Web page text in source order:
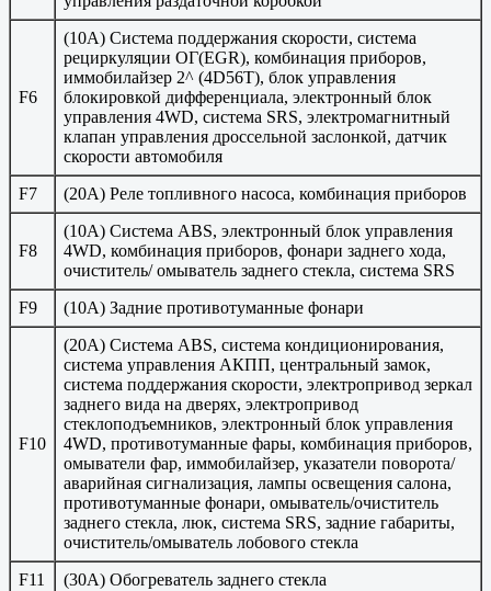
F6
(10A) Система поддержания скорости, система
рециркуляции ОГ(EGR), комбинация приборов,
иммобилайзер 2^ (4D56T), блок управления
блокировкой дифференциала, электронный блок
управления 4WD, система SRS, электромагнитный
клапан управления дроссельной заслонкой, датчик
скорости автомобиля
F7
(20A) Реле топливного насоса, комбинация приборов
F8
(10A) Система ABS, электронный блок управления
4WD, комбинация приборов, фонари заднего хода,
очиститель/ омыватель заднего стекла, система SRS
F9
(10A) Задние противотуманные фонари
F10
(20A) Система ABS, система кондиционирования,
система управления АКПП, центральный замок,
система поддержания скорости, электропривод зеркал
заднего вида на дверях, электропривод
стеклоподъемников, электронный блок управления
4WD, противотуманные фары, комбинация приборов,
омыватели фар, иммобилайзер, указатели поворота/
аварийная сигнализация, лампы освещения салона,
противотуманные фонари, омыватель/очиститель
заднего стекла, люк, система SRS, задние габариты,
очиститель/омыватель лобового стекла
F11
(30A) Обогреватель заднего стекла